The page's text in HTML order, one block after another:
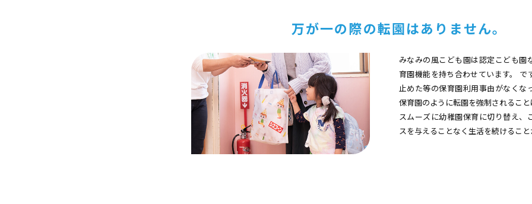
万が一の際の転園はありません。
みなみの風こども園は認定こども園
育園機能を持ち合わせています。 ですので、万が一就労を
止めた等の保育園利用事由がなくな
保育園のように転園を強制されるこ
スムーズに幼稚園保育に切り替え、
スを与えることなく生活を続けるこ